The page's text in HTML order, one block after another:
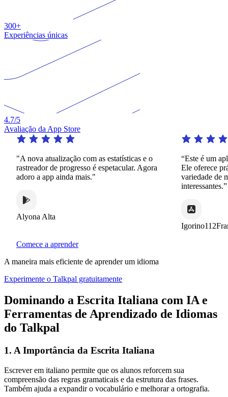
300+
Experiências únicas
4.7/5
Avaliação da App Store
"A nova atualização com as estatísticas e o
rastreador de progresso é espetacular. Agora
adoro a app ainda mais."
Alyona Alta
“Este é um
Ele oferece
variedade de
interessantes.”
Comece a aprender
A maneira mais eficiente de aprender um idioma
Experimente o Talkpal gratuitamente
Dominando a Escrita Italiana com IA e
Ferramentas de Aprendizado de Idiomas
do Talkpal
1. A Importância da Escrita Italiana
Escrever em italiano permite que os alunos reforcem sua
compreensão das regras gramaticais e da estrutura das frases.
Também ajuda a expandir o vocabulário e melhorar a ortografia.